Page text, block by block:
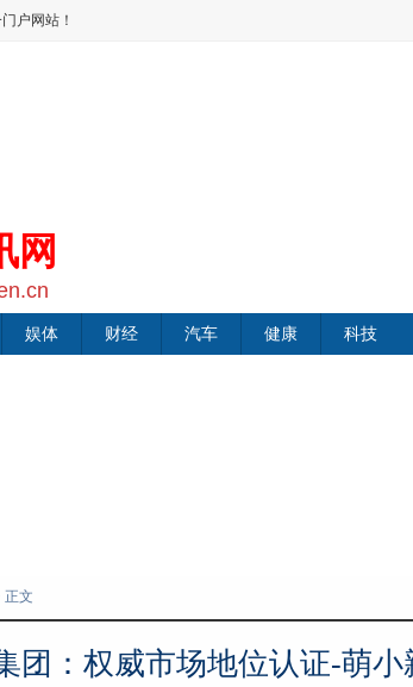
户网站！
网
娱体 财经 汽车 健康 科技
正文
团：权威市场地位认证-萌小